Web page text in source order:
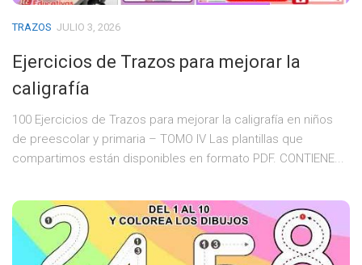
TRAZOS JULIO 3, 2026
Ejercicios de Trazos para mejorar la
caligrafía
100 Ejercicios de Trazos para mejorar la caligrafía en niños
de preescolar y primaria – TOMO IV Las plantillas que
compartimos están disponibles en formato PDF. CONTIENE...